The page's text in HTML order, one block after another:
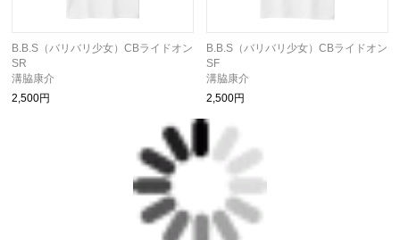
B.B.S（バリバリ少女）CBライドオン
SR
溝脇康介
2,500円
B.B.S（バリバリ少女）CBライドオン
SF
溝脇康介
2,500円